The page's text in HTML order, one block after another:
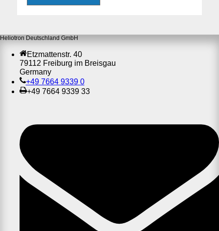
Heliotron Deutschland GmbH
Etzmattenstr. 40
79112 Freiburg im Breisgau
Germany
+49 7664 9339 0
+49 7664 9339 33